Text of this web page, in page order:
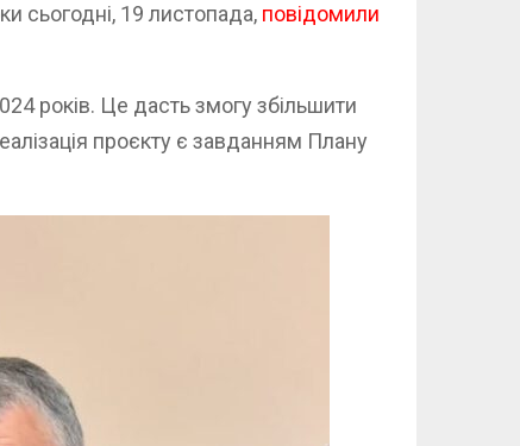
сьогодні, 19 листопада, повідомили
років. Це дасть змогу збільшити
проєкту є завданням Плану